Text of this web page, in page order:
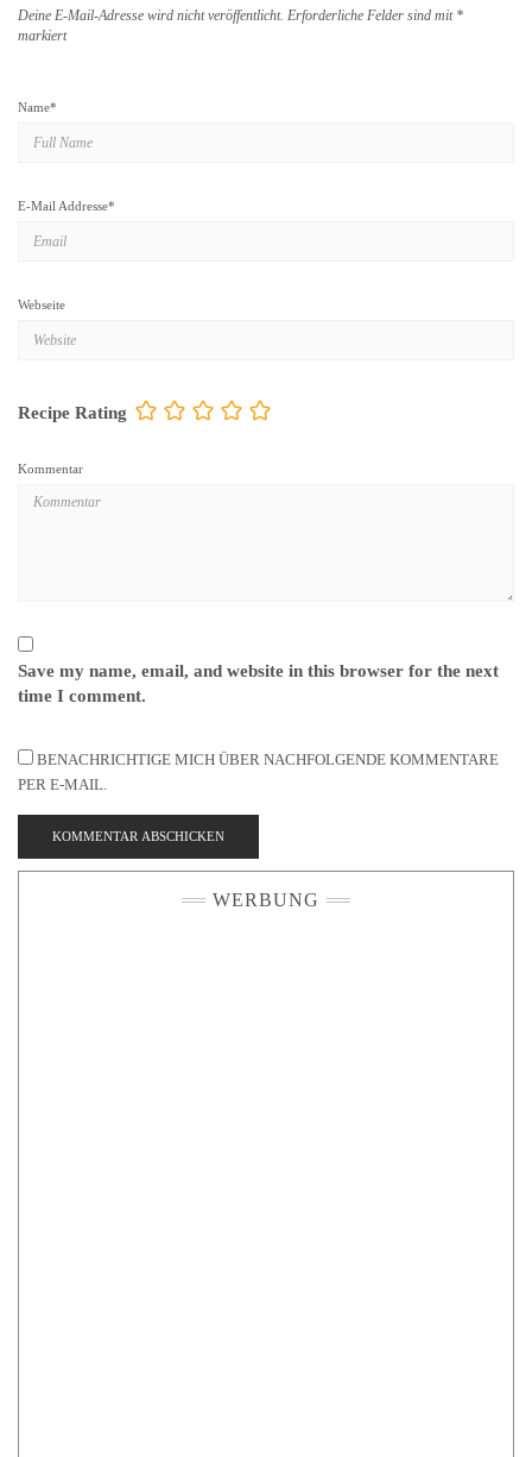
Deine E-Mail-Adresse wird nicht veröffentlicht. Erforderliche Felder sind mit *
markiert
Name*
E-Mail Addresse*
Webseite
Recipe Rating
Kommentar
Save my name, email, and website in this browser for the next
time I comment.
BENACHRICHTIGE MICH ÜBER NACHFOLGENDE KOMMENTARE
PER E-MAIL.
WERBUNG